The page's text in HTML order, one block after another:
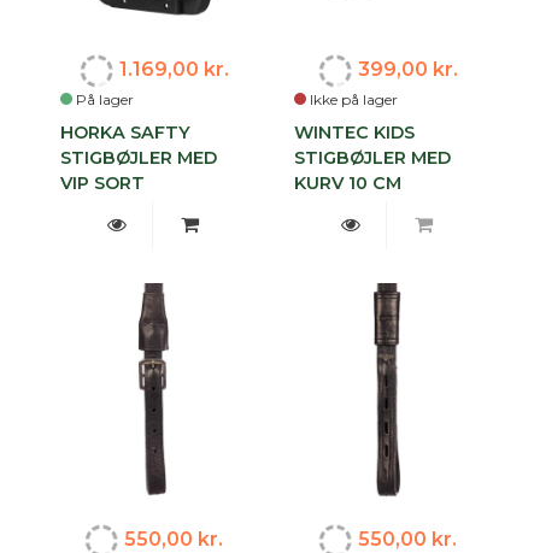
På lager
1.169,00 kr.
HORKA SAFTY
STIGBØJLER MED
VIP SORT
Ikke på lager
399,00 kr.
WINTEC KIDS
STIGBØJLER MED
KURV 10 CM
550,00 kr. 550,00 kr.